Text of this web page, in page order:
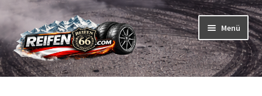
Zur
Navigation
springen
Zum
Inhalt
springen
Menü
Reifen